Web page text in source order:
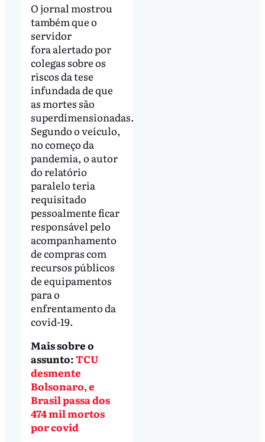
O jornal mostrou
também que o
servidor
fora alertado por
colegas sobre os
riscos da tese
infundada de que
as mortes são
superdimensionadas.
Segundo o veículo,
no começo da
pandemia, o autor
do relatório
paralelo teria
requisitado
pessoalmente ficar
responsável pelo
acompanhamento
de compras com
recursos públicos
de equipamentos
para o
enfrentamento da
covid-19.
Mais sobre o
assunto:TCU
desmente
Bolsonaro, e
Brasil passa dos
474 mil mortos
por covid